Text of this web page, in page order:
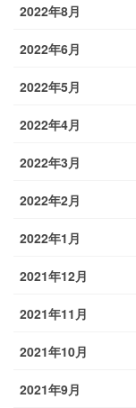
2022年8月
2022年6月
2022年5月
2022年4月
2022年3月
2022年2月
2022年1月
2021年12月
2021年11月
2021年10月
2021年9月